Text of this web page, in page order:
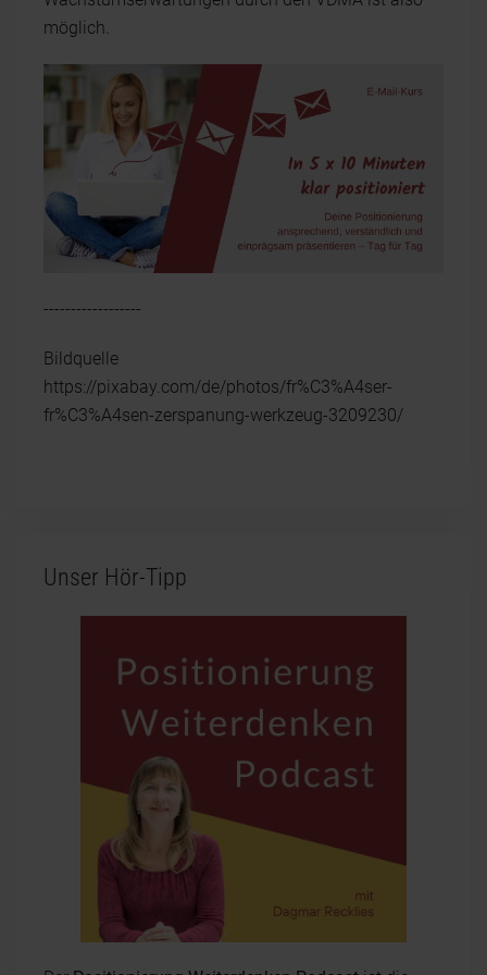
möglich.
------------------
Bildquelle
https://pixabay.com/de/photos/fr%C3%A4ser-
fr%C3%A4sen-zerspanung-werkzeug-3209230/
Unser Hör-Tipp